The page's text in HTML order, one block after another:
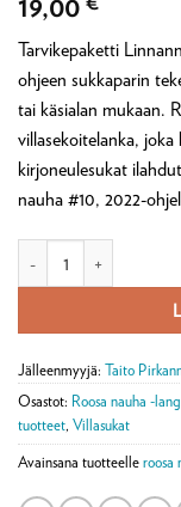
Tarvikepaketti
ohjeen sukkaparin
tai käsialan mukaan.
villasekoitelanka,
kirjoneulesukat
nauha #10, 2022-
Jälleenmyyjä: Taito
Osastot: Roosa nauha -
tuotteet, Villasukat
Avainsana tuotteelle roosa